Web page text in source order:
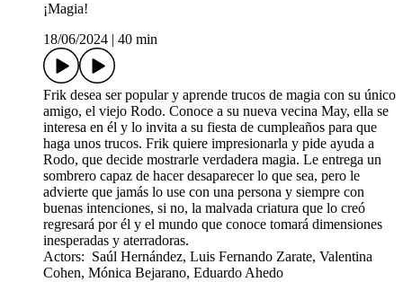
¡Magia!
18/06/2024
40 min
Frik desea ser popular y aprende trucos de magia con su único
amigo, el viejo Rodo. Conoce a su nueva vecina May, ella se
interesa en él y lo invita a su fiesta de cumpleaños para que
haga unos trucos. Frik quiere impresionarla y pide ayuda a
Rodo, que decide mostrarle verdadera magia. Le entrega un
sombrero capaz de hacer desaparecer lo que sea, pero le
advierte que jamás lo use con una persona y siempre con
buenas intenciones, si no, la malvada criatura que lo creó
regresará por él y el mundo que conoce tomará dimensiones
inesperadas y aterradoras.
Actors: Saúl Hernández, Luis Fernando Zarate, Valentina
Cohen, Mónica Bejarano, Eduardo Ahedo